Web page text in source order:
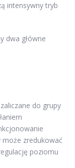
intensywny tryb
dwa główne
do grupy
może zredukować
poziomu